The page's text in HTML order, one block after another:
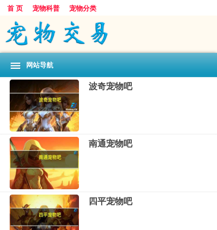
首 页 宠物科普 宠物分类
网站导航
波奇宠物吧
南通宠物吧
四平宠物吧